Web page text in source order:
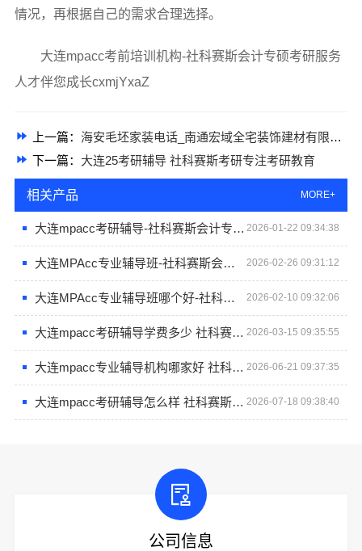
情况，再根据自己的需求合理选择。
大连mpacc考前培训机构-社科赛斯会计专硕考研服务
人才伴您成长cxmjYxaZ
上一篇： 海安毛坯家装电话_南通宏域全宅装饰建材有限公司
下一篇： 大连25考研辅导 社科赛斯考研专注考研教育
相关产品 MORE+
大连mpacc考研辅导-社科赛斯会计专硕一对一定制复习指导 2026-01-22 09:34:38
大连MPAcc专业辅导班-社科赛斯会计专硕考研专注考研18年 2026-02-26 09:31:12
大连MPAcc专业辅导班哪个好-社科赛斯 2026-02-10 09:32:06
大连mpacc考研辅导学费多少 社科赛斯会计专硕考研助你考研成功 2026-03-15 09:35:55
大连mpacc专业辅导机构哪家好 社科赛斯会计专硕考研定制专属学生方案 2026-06-21 09:37:35
大连mpacc考研辅导怎么样 社科赛斯会计专硕考研助你考研成功 2026-07-18 09:38:40
公司信息